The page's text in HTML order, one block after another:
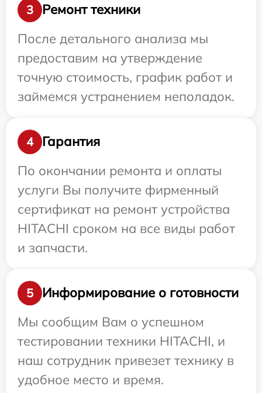
3
Ремонт техники
После детального анализа мы
предоставим на утверждение
точную стоимость, график работ и
займемся устранением неполадок.
4
Гарантия
По окончании ремонта и оплаты
услуги Вы получите фирменный
сертификат на ремонт устройства
HITACHI сроком на все виды работ
и запчасти.
5
Информирование о готовности
Мы сообщим Вам о успешном
тестировании техники HITACHI, и
наш сотрудник привезет технику в
удобное место и время.